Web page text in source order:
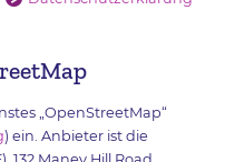
„OpenStreetMap“
) ein. Anbieter ist die